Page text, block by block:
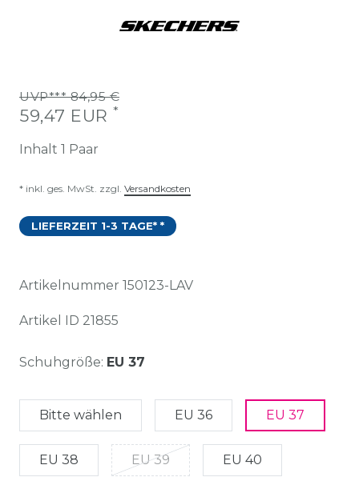
UVP*** 84,95 €
59,47 EUR *
Inhalt 1 Paar
* inkl. ges. MwSt. zzgl. Versandkosten
LIEFERZEIT 1-3 TAGE* *
Artikelnummer 150123-LAV
Artikel ID 21855
Schuhgröße: EU 37
Bitte wählen EU 36 EU 37
EU 38 EU 39 EU 40